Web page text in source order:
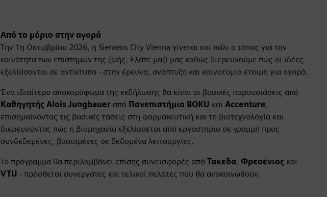
Από το μόριο στην αγορά
Την 1η Οκτωβρίου 2026, η Siemens City Vienna γίνεται και πάλι ο τόπος για την
κοινότητα των επιστημών της ζωής. Ελάτε μαζί μας καθώς διερευνούμε πώς οι ιδέες
εξελίσσονται σε αντίκτυπο - στην έρευνα, ανάπτυξη και καινοτομία έτοιμη για αγορά.
Ένα ιδιαίτερο αποκορύφωμα της εκδήλωσης θα είναι οι βασικές παρουσιάσεις από
Καθηγητής Alois Jungbauer από Πανεπιστήμιο BOKU και Accenture,
επισημαίνοντας τις βασικές τάσεις στη φαρμακευτική και τη βιοτεχνολογία και
διερευνώντας πώς η βιομηχανία εξελίσσεται από εργαστήριο σε γραμμή προς
συνδεδεμένες, βασισμένες σε δεδομένα λειτουργίες.
Το πρόγραμμα θα περιλαμβάνει επίσης συνεισφορές από Τακεδα, Φρεσένιος και
VTU - πρόσθετοι συνεργάτες και τελικοί πελάτες που θα ανακοινωθούν.